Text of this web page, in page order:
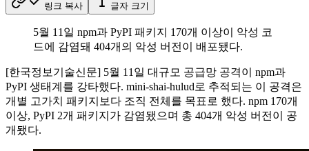
링크 복사 글자 크기
5월 11일 npm과 PyPI 패키지 170개 이상이 악성 코
드에 감염돼 404개의 악성 버전이 배포됐다.
[한국정보기술신문] 5월 11일 대규모 공급망 공격이 npm과
PyPI 생태계를 강타했다. mini-shai-hulud로 추적되는 이 공격은
개별 고가치 패키지보다 조직 전체를 목표로 했다. npm 170개
이상, PyPI 2개 패키지가 감염됐으며 총 404개 악성 버전이 공
개됐다.